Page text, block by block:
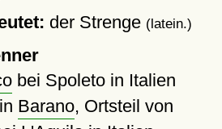
der Strenge (latein.)
bei Spoleto in Italien
in Barano, Ortsteil von